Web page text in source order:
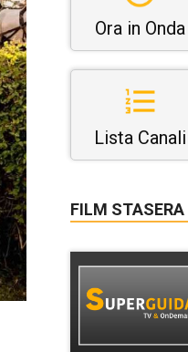
Ora in Onda
Lista Canali
FILM STASERA